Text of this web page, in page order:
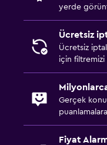
yerde
Ücretsiz
Ücretsiz
için filtremizi
Gerçek
Fiyat